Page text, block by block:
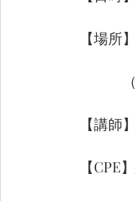
【場所
（東
【講師
【CPE